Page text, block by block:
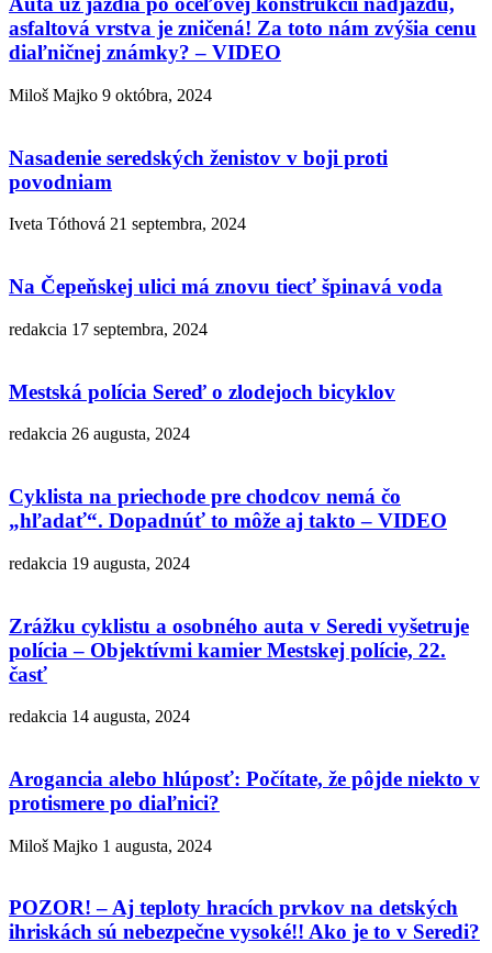
asfaltová vrstva je zničená! Za toto nám zvýšia cenu
diaľničnej známky? – VIDEO
Miloš Majko 9 októbra, 2024
Nasadenie seredských ženistov v boji proti
povodniam
Iveta Tóthová 21 septembra, 2024
Na Čepeňskej ulici má znovu tiecť špinavá voda
redakcia 17 septembra, 2024
Mestská polícia Sereď o zlodejoch bicyklov
redakcia 26 augusta, 2024
Cyklista na priechode pre chodcov nemá čo
„hľadať“. Dopadnúť to môže aj takto – VIDEO
redakcia 19 augusta, 2024
Zrážku cyklistu a osobného auta v Seredi vyšetruje
polícia – Objektívmi kamier Mestskej polície, 22.
časť
redakcia 14 augusta, 2024
Arogancia alebo hlúposť: Počítate, že pôjde niekto v
protismere po diaľnici?
Miloš Majko 1 augusta, 2024
POZOR! – Aj teploty hracích prvkov na detských
ihriskách sú nebezpečne vysoké!! Ako je to v Seredi?